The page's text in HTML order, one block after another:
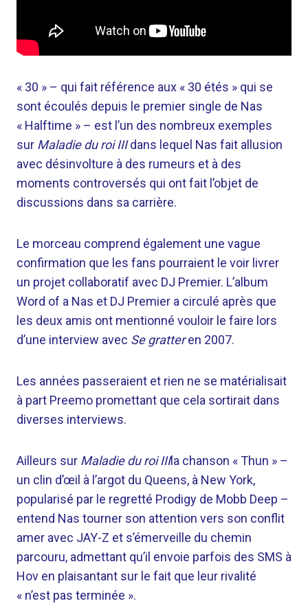
« 30 » – qui fait référence aux « 30 étés » qui se
sont écoulés depuis le premier single de Nas
« Halftime » – est l’un des nombreux exemples
sur Maladie du roi IIIdans lequel Nas fait allusion
avec désinvolture à des rumeurs et à des
moments controversés qui ont fait l’objet de
discussions dans sa carrière.
Le morceau comprend également une vague
confirmation que les fans pourraient le voir livrer
un projet collaboratif avec DJ Premier. L’album
Word of a Nas et DJ Premier a circulé après que
les deux amis ont mentionné vouloir le faire lors
d’une interview avec Se gratteren 2007.
Les années passeraient et rien ne se matérialisait
à part Preemo promettant que cela sortirait dans
diverses interviews.
Ailleurs sur Maladie du roi IIIla chanson « Thun » –
un clin d’œil à l’argot du Queens, à New York,
popularisé par le regretté Prodigy de Mobb Deep –
entend Nas tourner son attention vers son conflit
amer avec JAY-Z et s’émerveille du chemin
parcouru, admettant qu’il envoie parfois des SMS à
Hov en plaisantant sur le fait que leur rivalité
« n’est pas terminée ».